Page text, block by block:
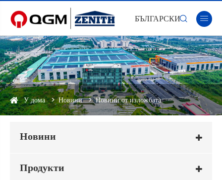
БЪЛГАРСКИ 
У дома Новини Новини от изложбата
Новини
Продукти